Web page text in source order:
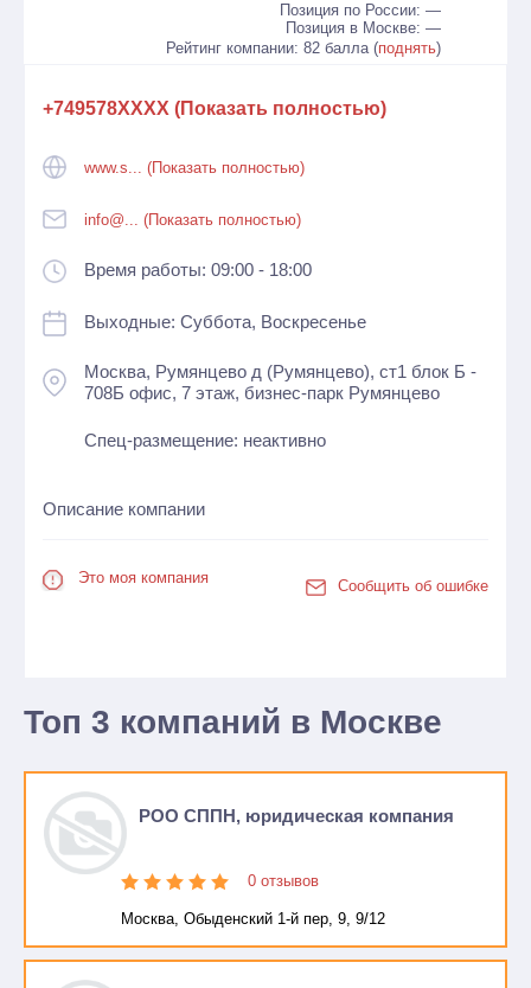
Позиция по России: —
Позиция в Москве: —
Рейтинг компании: 82 балла (поднять)
+749578XXXX (Показать полностью)
www.s... (Показать полностью)
info@... (Показать полностью)
Время работы: 09:00 - 18:00
Выходные: Суббота, Воскресенье
Москва, Румянцево д (Румянцево), ст1 блок Б -
708Б офис, 7 этаж, бизнес-парк Румянцево
Спец-размещение: неактивно
Описание компании
Это моя компания Сообщить об ошибке
Топ 3 компаний в Москве
РОО СППН, юридическая компания
0 отзывов
Москва, Обыденский 1-й пер, 9, 9/12